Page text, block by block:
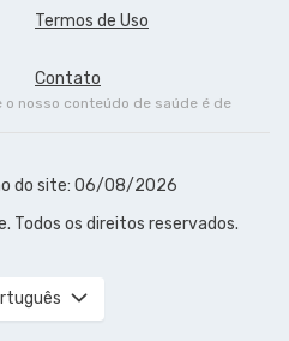
Termos de Uso
Contato
nosso conteúdo de saúde é de
do site: 06/08/2026
Todos os direitos reservados.